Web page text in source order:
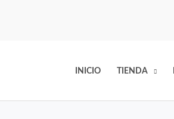
INICIO TIENDA